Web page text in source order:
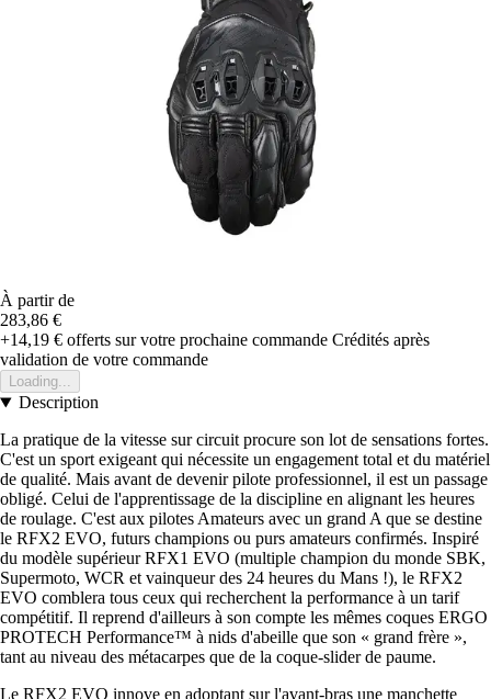
À partir de
283,86 €
+14,19 € offerts sur votre prochaine commande Crédités après
validation de votre commande
Loading...
Description
La pratique de la vitesse sur circuit procure son lot de sensations fortes.
C'est un sport exigeant qui nécessite un engagement total et du matériel
de qualité. Mais avant de devenir pilote professionnel, il est un passage
obligé. Celui de l'apprentissage de la discipline en alignant les heures
de roulage. C'est aux pilotes Amateurs avec un grand A que se destine
le RFX2 EVO, futurs champions ou purs amateurs confirmés. Inspiré
du modèle supérieur RFX1 EVO (multiple champion du monde SBK,
Supermoto, WCR et vainqueur des 24 heures du Mans !), le RFX2
EVO comblera tous ceux qui recherchent la performance à un tarif
compétitif. Il reprend d'ailleurs à son compte les mêmes coques ERGO
PROTECH Performance™ à nids d'abeille que son « grand frère »,
tant au niveau des métacarpes que de la coque-slider de paume.
Le RFX2 EVO innove en adoptant sur l'avant-bras une manchette